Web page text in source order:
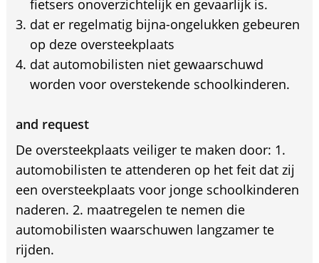
fietsers onoverzichtelijk en gevaarlijk is.
dat er regelmatig bijna-ongelukken gebeuren
op deze oversteekplaats
dat automobilisten niet gewaarschuwd
worden voor overstekende schoolkinderen.
and request
De oversteekplaats veiliger te maken door: 1.
automobilisten te attenderen op het feit dat zij
een oversteekplaats voor jonge schoolkinderen
naderen. 2. maatregelen te nemen die
automobilisten waarschuwen langzamer te
rijden.